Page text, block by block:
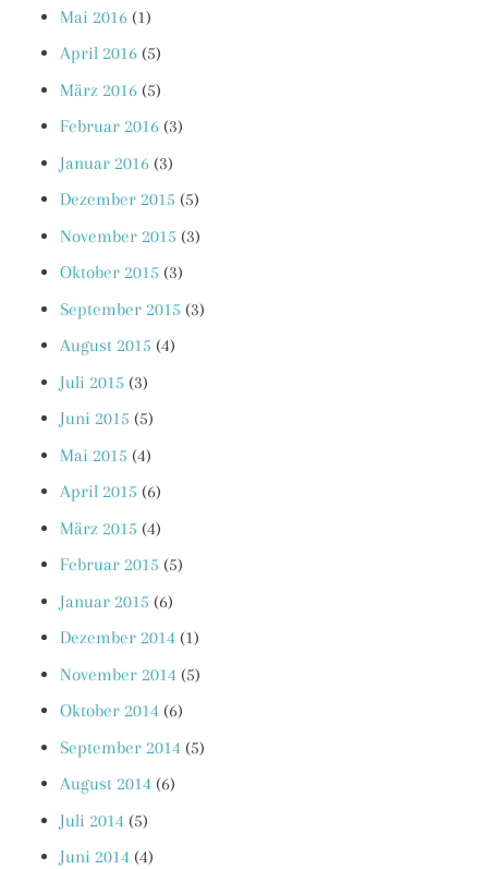
Mai 2016 (1)
April 2016 (5)
März 2016 (5)
Februar 2016 (3)
Januar 2016 (3)
Dezember 2015 (5)
November 2015 (3)
Oktober 2015 (3)
September 2015 (3)
August 2015 (4)
Juli 2015 (3)
Juni 2015 (5)
Mai 2015 (4)
April 2015 (6)
März 2015 (4)
Februar 2015 (5)
Januar 2015 (6)
Dezember 2014 (1)
November 2014 (5)
Oktober 2014 (6)
September 2014 (5)
August 2014 (6)
Juli 2014 (5)
Juni 2014 (4)